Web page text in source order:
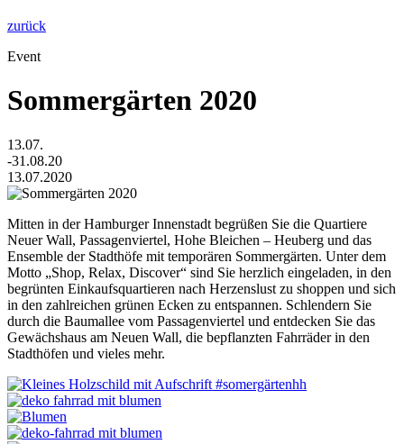
zurück
Event
Sommergärten 2020
13.07.
-31.08.20
13.07.2020
Mitten in der Hamburger Innenstadt begrüßen Sie die Quartiere
Neuer Wall, Passagenviertel, Hohe Bleichen – Heuberg und das
Ensemble der Stadthöfe mit temporären Sommergärten. Unter dem
Motto „Shop, Relax, Discover“ sind Sie herzlich eingeladen, in den
begrünten Einkaufsquartieren nach Herzenslust zu shoppen und sich
in den zahlreichen grünen Ecken zu entspannen. Schlendern Sie
durch die Baumallee vom Passagenviertel und entdecken Sie das
Gewächshaus am Neuen Wall, die bepflanzten Fahrräder in den
Stadthöfen und vieles mehr.